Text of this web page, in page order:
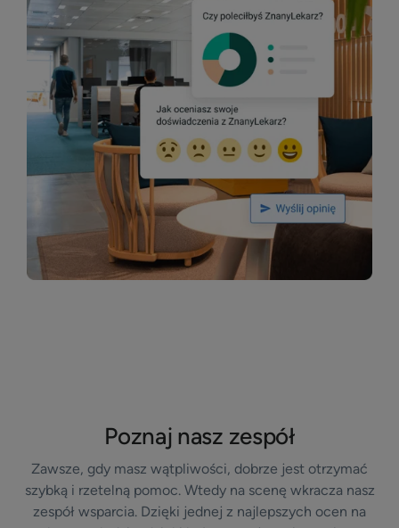
Poznaj nasz zespół
Zawsze, gdy masz wątpliwości, dobrze jest otrzymać
szybką i rzetelną pomoc. Wtedy na scenę wkracza nasz
zespół wsparcia. Dzięki jednej z najlepszych ocen na